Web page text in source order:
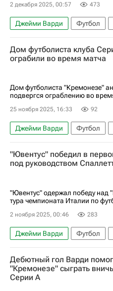
2 декабря 2025, 00:57 473
Джейми Варди Футбол
Риккардо Орсолини
Дом футболиста клуба
ограбили во время матча
Дом футболиста "Кремонезе"
подвергся ограблению во
25 ноября 2025, 16:33 92
Джейми Варди Футбол
Кремонезе
Лестер Сити
"Ювентус" победил в
под руководством
"Ювентус" одержал победу над
тура чемпионата Италии по
2 ноября 2025, 00:46 283
Джейми Варди Футбол
Филип Костич
Лучано
Кремонезе
Дебютный гол Варди помог
"Кремонезе" сыграть
Серии А